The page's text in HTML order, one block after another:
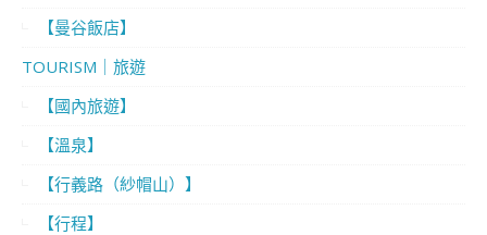
【曼谷飯店】
TOURISM｜旅遊
【國內旅遊】
【溫泉】
【行義路（紗帽山）】
【行程】